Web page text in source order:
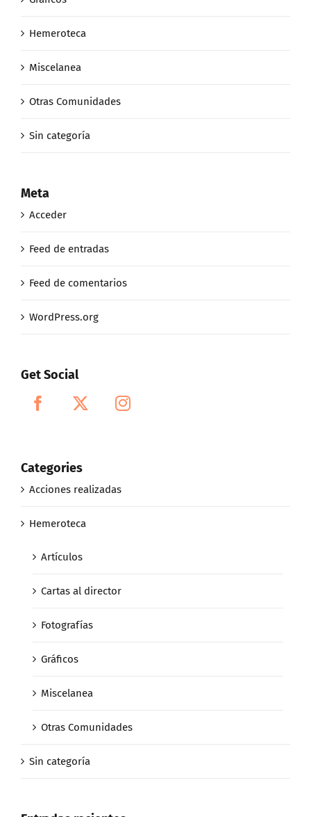
Hemeroteca
Miscelanea
Otras Comunidades
Sin categoría
Meta
Acceder
Feed de entradas
Feed de comentarios
WordPress.org
Get Social
Categories
Acciones realizadas
Hemeroteca
Artículos
Cartas al director
Fotografías
Gráficos
Miscelanea
Otras Comunidades
Sin categoría